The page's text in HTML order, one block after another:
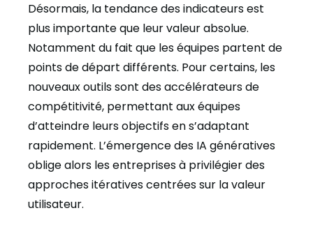
Désormais, la tendance des indicateurs est
plus importante que leur valeur absolue.
Notamment du fait que les équipes partent de
points de départ différents. Pour certains, les
nouveaux outils sont des accélérateurs de
compétitivité, permettant aux équipes
d’atteindre leurs objectifs en s’adaptant
rapidement. L’émergence des IA génératives
oblige alors les entreprises à privilégier des
approches itératives centrées sur la valeur
utilisateur.